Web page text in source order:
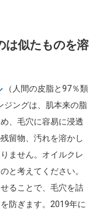
は似たものを溶
（人間の皮脂と97％類
ジングは、肌本来の脂
、毛穴に容易に浸透
留物、汚れを溶かし
ません。オイルクレ
と考えてください。
ることで、毛穴を詰
防ぎます。2019年に